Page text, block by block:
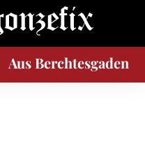
Aus Berchtesgaden